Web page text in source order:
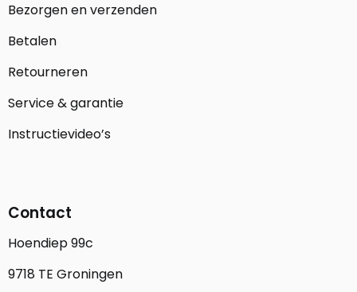
Bezorgen en verzenden
Betalen
Retourneren
Service & garantie
Instructievideo’s
Contact
Hoendiep 99c
9718 TE Groningen